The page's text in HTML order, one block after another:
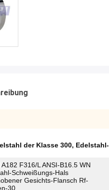
der Klasse 300,
A182 F316/L ANSI-B16.5 WN
Schweißungs-Hals
Gesichts-Flansch Rf-
30